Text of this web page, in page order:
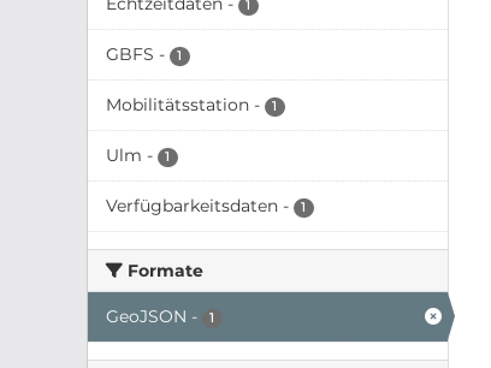
1
GBFS - 1
Mobilitätsstation - 1
Ulm - 1
Verfügbarkeitsdaten - 1
Formate
GeoJSON - 1